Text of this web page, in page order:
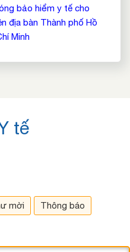
bảo hiểm y tế cho
địa bàn Thành phố Hồ
Minh
tế
mời Thông báo